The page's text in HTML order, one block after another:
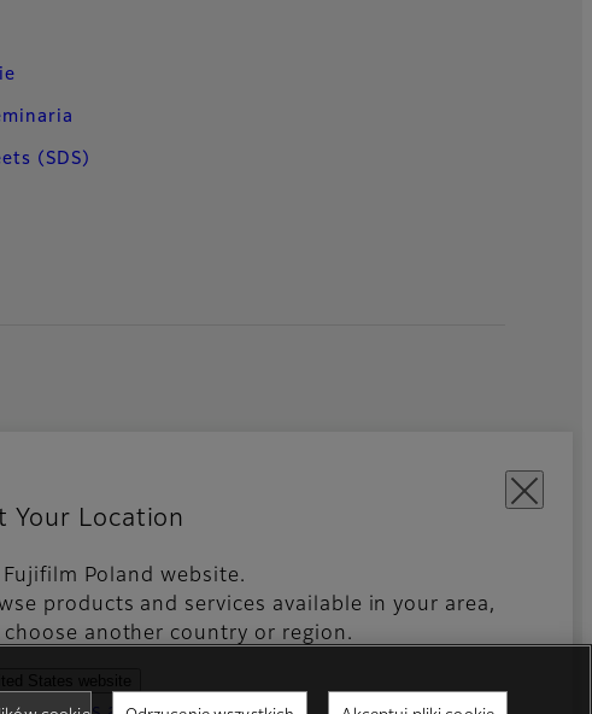
Your Location
Fujifilm Poland website.
products and services available in your area,
choose another country or region.
States website
(SDS)
Aplikacje Mobilne